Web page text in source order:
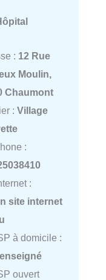
: 12 Rue
Moulin,
Chaumont
: Village
:
:
site internet
à domicile :
ouvert